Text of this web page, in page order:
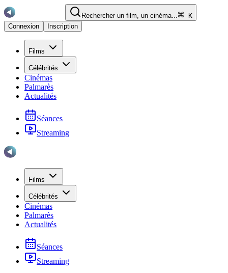
Rechercher un film, un cinéma...
K
Connexion
Inscription
Films
Célébrités
Cinémas
Palmarès
Actualités
Séances
Streaming
Films
Célébrités
Cinémas
Palmarès
Actualités
Séances
Streaming